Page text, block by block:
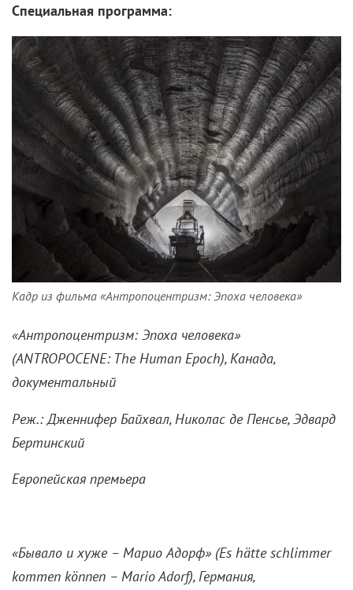
Специальная программа:
Кадр из фильма «Антропоцентризм: Эпоха человека»
«Антропоцентризм: Эпоха человека»
(ANTROPOCENE: TheHuman Epoch), Канада,
документальный
Реж.: Дженнифер Байхвал, Николас де Пенсье, Эдвард
Бертинский
Европейская премьера
«Бывало и хуже – Марио Адорф» (Es hätte schlimmer
kommen können – Mario Adorf), Германия,